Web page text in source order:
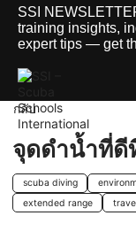
SSI
training insights,
expert tips — get
กลับ
จุดดำน้ำที่ดี
scuba diving
extended range